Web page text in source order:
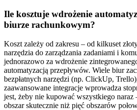
Ile kosztuje wdrożenie
biurze rachunkowym?
Koszt zależy od zakresu – od kilkuset
narzędzia do zarządzania zadaniami i
jednorazowo za wdrożenie
automatyzacją przepływów. Wiele biur
bezpłatnych narzędzi (np. ClickUp,
zaawansowane integracje wprowadza
jest, żeby nie kupować wszystkiego
obszar skutecznie niż pięć obszarów